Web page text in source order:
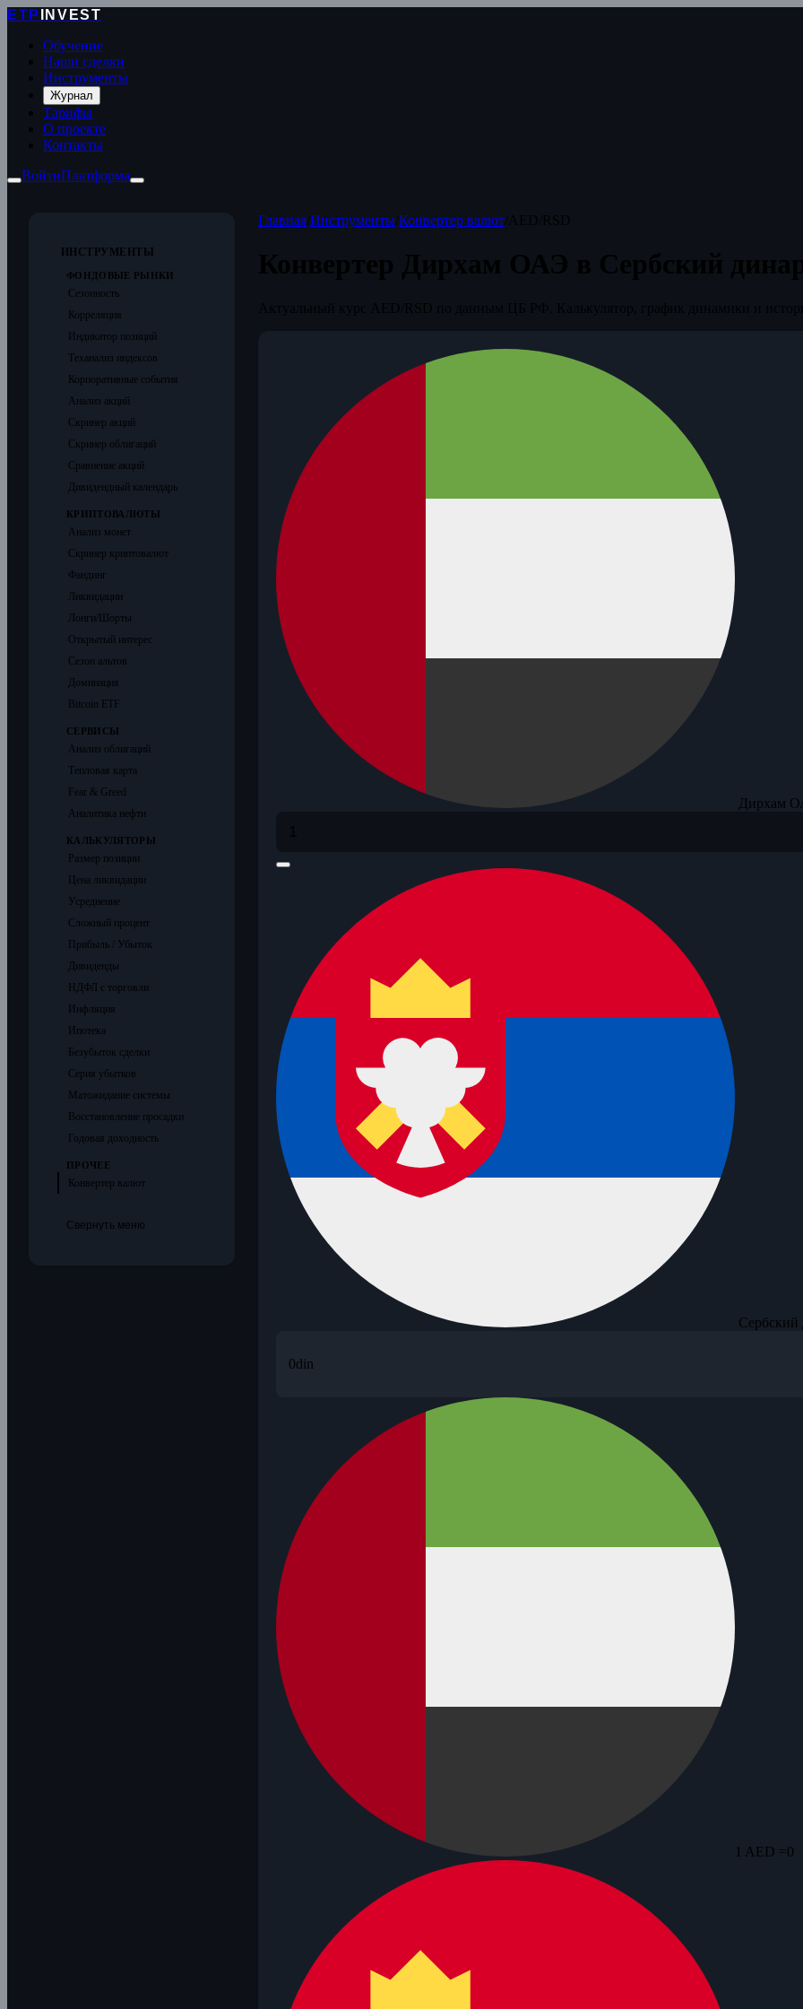
ETP
INVEST
Обучение
Наши сделки
Инструменты
Журнал
Тарифы
О проекте
Контакты
ВойтиПлатформа
ИНСТРУМЕНТЫ
ФОНДОВЫЕ РЫНКИ
Сезонность
Корреляция
Индикатор позиций
Теханализ индексов
Корпоративные события
Анализ акций
Скринер акций
Скринер облигаций
Сравнение акций
Дивидендный календарь
КРИПТОВАЛЮТЫ
Анализ монет
Скринер криптовалют
Фандинг
Ликвидации
Лонги/Шорты
Открытый интерес
Сезон альтов
Доминация
Bitcoin ETF
СЕРВИСЫ
Анализ облигаций
Тепловая карта
Fear & Greed
Аналитика нефти
КАЛЬКУЛЯТОРЫ
Размер позиции
Цена ликвидации
Усреднение
Сложный процент
Прибыль / Убыток
Дивиденды
НДФЛ с торговли
Инфляция
Ипотека
Безубыток сделки
Серия убытков
Матожидание системы
Восстановление просадки
Годовая доходность
ПРОЧЕЕ
Конвертер валют
Свернуть меню
Главная/ Инструменты/ Конвертер валют/
Дирхам
Сербский
0din
1 AED =0